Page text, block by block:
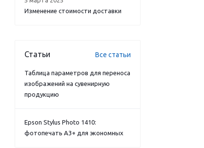
Изменение стоимости доставки
Статьи Все статьи
Таблица параметров для переноса
изображений на сувенирную
продукцию
Epson Stylus Photo 1410:
фотопечать А3+ для экономных